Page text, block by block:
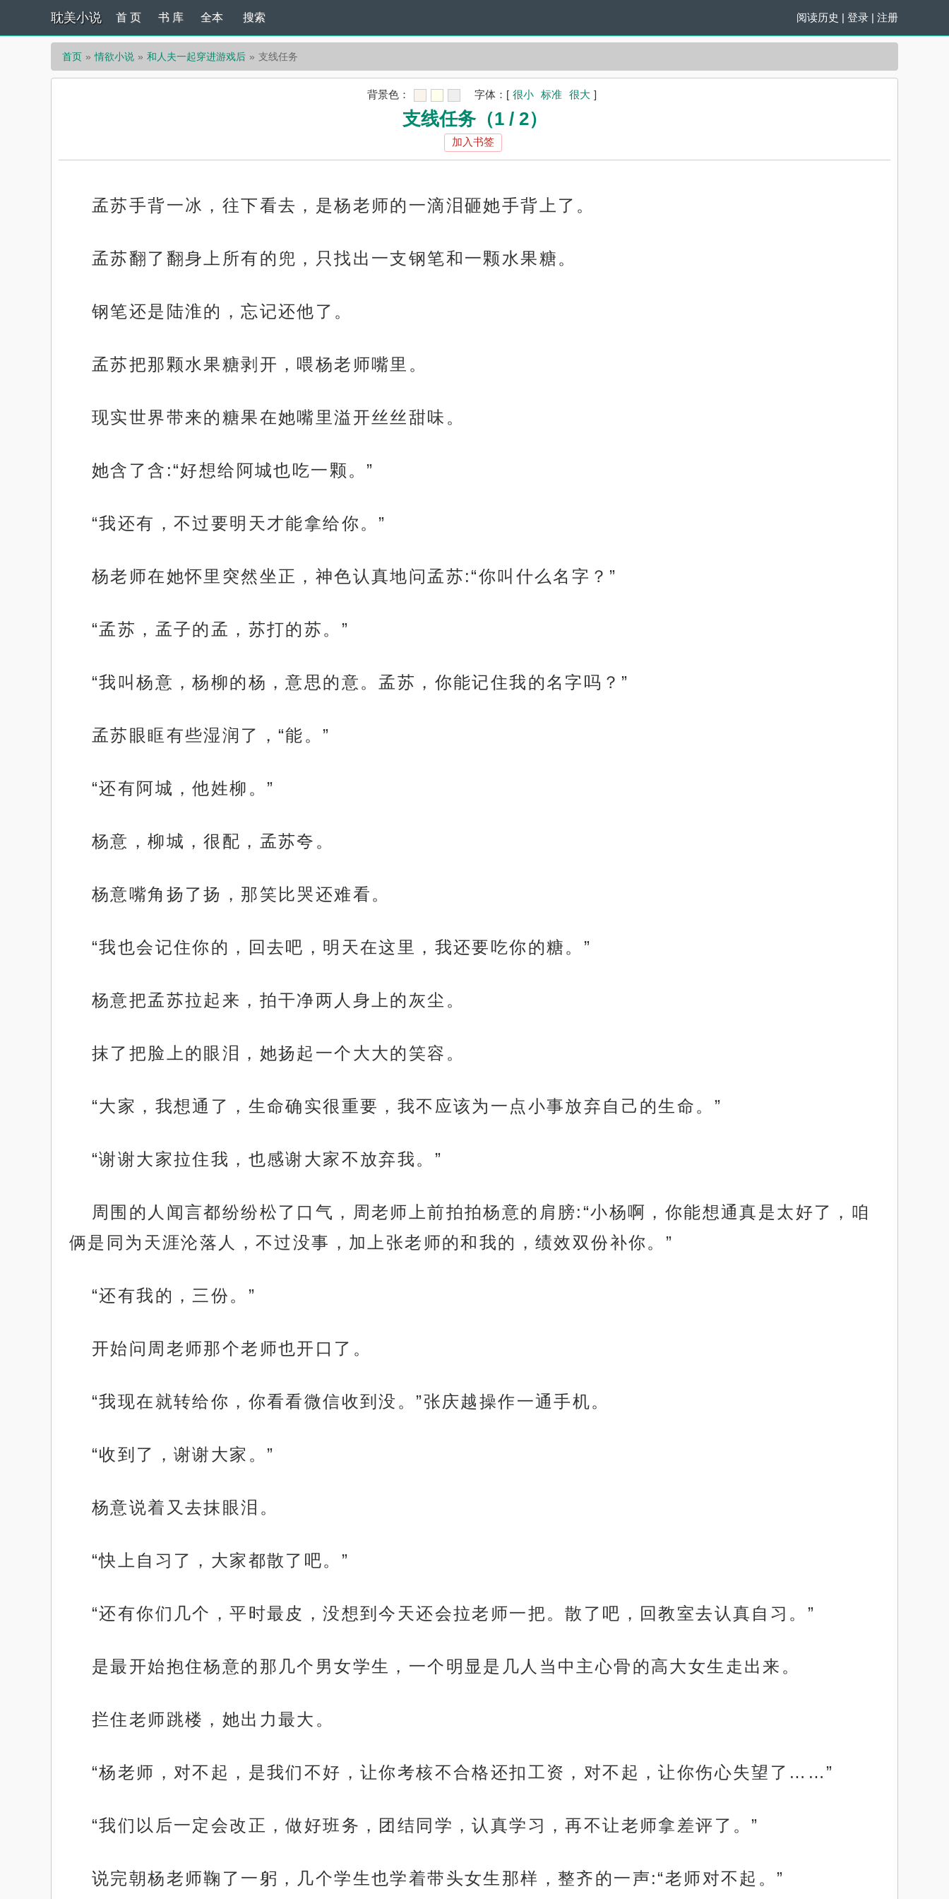
耽美小说 阅读历史 | 登录 | 注册
首 页 书 库 全本 搜索
首页 情欲小说 和人夫一起穿进游戏后 支线任务
背景色： 字体： [ 很小 标准 很大 ]
支线任务（1 / 2）
加入书签
孟苏手背一冰，往下看去，是杨老师的一滴泪砸她手背上了。
孟苏翻了翻身上所有的兜，只找出一支钢笔和一颗水果糖。
钢笔还是陆淮的，忘记还他了。
孟苏把那颗水果糖剥开，喂杨老师嘴里。
现实世界带来的糖果在她嘴里溢开丝丝甜味。
她含了含:“好想给阿城也吃一颗。”
“我还有，不过要明天才能拿给你。”
杨老师在她怀里突然坐正，神色认真地问孟苏:“你叫什么名字？”
“孟苏，孟子的孟，苏打的苏。”
“我叫杨意，杨柳的杨，意思的意。孟苏，你能记住我的名字吗？”
孟苏眼眶有些湿润了，“能。”
“还有阿城，他姓柳。”
杨意，柳城，很配，孟苏夸。
杨意嘴角扬了扬，那笑比哭还难看。
“我也会记住你的，回去吧，明天在这里，我还要吃你的糖。”
杨意把孟苏拉起来，拍干净两人身上的灰尘。
抹了把脸上的眼泪，她扬起一个大大的笑容。
“大家，我想通了，生命确实很重要，我不应该为一点小事放弃自己的生命。”
“谢谢大家拉住我，也感谢大家不放弃我。”
周围的人闻言都纷纷松了口气，周老师上前拍拍杨意的肩膀:“小杨啊，你能想通真是太好了，咱
俩是同为天涯沦落人，不过没事，加上张老师的和我的，绩效双份补你。”
“还有我的，三份。”
开始问周老师那个老师也开口了。
“我现在就转给你，你看看微信收到没。”张庆越操作一通手机。
“收到了，谢谢大家。”
杨意说着又去抹眼泪。
“快上自习了，大家都散了吧。”
“还有你们几个，平时最皮，没想到今天还会拉老师一把。散了吧，回教室去认真自习。”
是最开始抱住杨意的那几个男女学生，一个明显是几人当中主心骨的高大女生走出来。
拦住老师跳楼，她出力最大。
“杨老师，对不起，是我们不好，让你考核不合格还扣工资，对不起，让你伤心失望了……”
“我们以后一定会改正，做好班务，团结同学，认真学习，再不让老师拿差评了。”
说完朝杨老师鞠了一躬，几个学生也学着带头女生那样，整齐的一声:“老师对不起。”